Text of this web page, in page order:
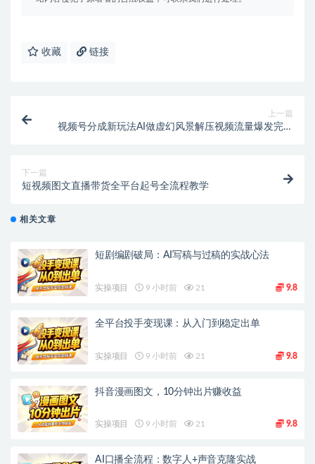
收藏 链接
上一篇
视频号分成新玩法AI做虚幻风景解压视频流量爆发完播
下一篇
短视频图文直播带货全平台起号全流程教学
相关文章
短剧编剧破局：AI写稿与过稿的实战心法
实操项目 9 小时前 21 9.8
全平台投手变现课：从入门到稳定出单
实操项目 9 小时前 21 9.8
抖音漫画图文，10分钟出片赚收益
实操项目 9 小时前 21 9.8
AI口播全流程：数字人+声音克隆实战